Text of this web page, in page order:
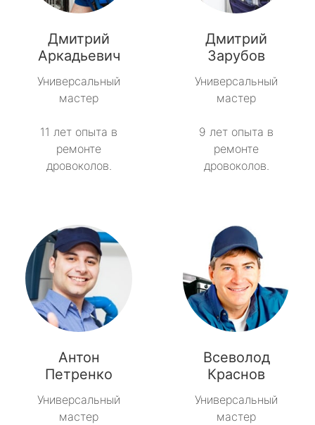
Дмитрий
Аркадьевич
Универсальный
мастер
11 лет опыта в
ремонте
дровоколов.
Дмитрий
Зарубов
Универсальный
мастер
9 лет опыта в
ремонте
дровоколов.
Антон
Петренко
Универсальный
мастер
Всеволод
Краснов
Универсальный
мастер